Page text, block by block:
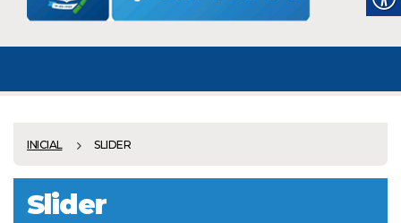
INICIAL SLIDER
Slider